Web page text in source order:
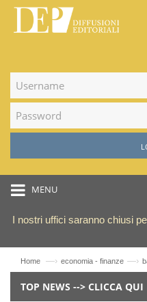
MENU
I nostri uffici saranno chiusi
Home —› economia - finanze —›
TOP NEWS --> CLICCA QUI